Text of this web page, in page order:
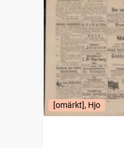
[omärkt], Hjo